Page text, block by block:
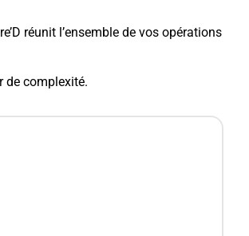
réunit l’ensemble de vos opérations
de complexité.